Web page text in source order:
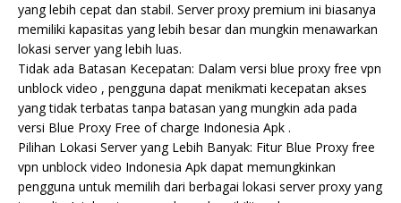
yang lebih cepat dan stabil. Server proxy premium ini biasanya
memiliki kapasitas yang lebih besar dan mungkin menawarkan
lokasi server yang lebih luas.
Tidak ada Batasan Kecepatan: Dalam versi blue proxy free vpn
unblock video , pengguna dapat menikmati kecepatan akses
yang tidak terbatas tanpa batasan yang mungkin ada pada
versi Blue Proxy Free of charge Indonesia Apk .
Pilihan Lokasi Server yang Lebih Banyak: Fitur Blue Proxy free
vpn unblock video Indonesia Apk dapat memungkinkan
pengguna untuk memilih dari berbagai lokasi server proxy yang